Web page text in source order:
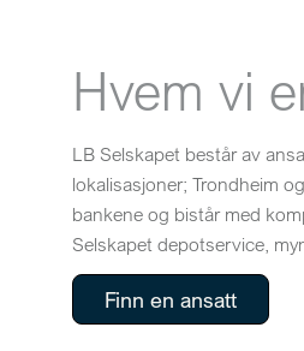
Hvem vi
LB Selskapet består av
lokalisasjoner; Trondheim
bankene og bistår med
Selskapet depotservice,
Finn en ansatt